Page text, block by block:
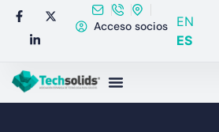
Acceso socios
EN
ES